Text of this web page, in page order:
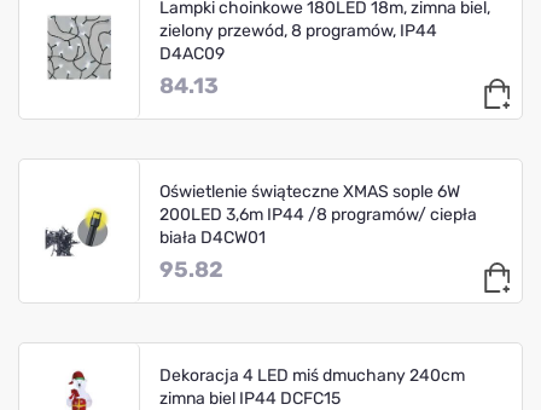
Lampki choinkowe 180LED 18m, zimna biel,
zielony przewód, 8 programów, IP44
D4AC09
84.13
Oświetlenie świąteczne XMAS sople 6W
200LED 3,6m IP44 /8 programów/ ciepła
biała D4CW01
95.82
Dekoracja 4 LED miś dmuchany 240cm
zimna biel IP44 DCFC15